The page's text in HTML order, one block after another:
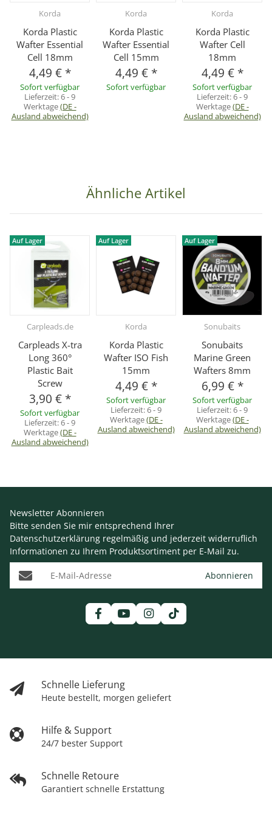
Korda
Korda Plastic
Wafter Essential
Cell 18mm
4,49 € *
Sofort verfügbar
Lieferzeit:6 - 9
Werktage(DE -
Ausland abweichend)
Korda
Korda Plastic
Wafter Essential
Cell 15mm
4,49 € *
Sofort verfügbar
Korda
Korda Plastic
Wafter Cell
18mm
4,49 € *
Sofort verfügbar
Lieferzeit:6 - 9
Werktage(DE -
Ausland abweichend)
Ähnliche Artikel
Auf Lager
Carpleads.de
Carpleads X-tra
Long 360°
Plastic Bait
Screw
3,90 € *
Sofort verfügbar
Lieferzeit:6 - 9
Werktage(DE -
Ausland abweichend)
Auf Lager
Korda
Korda Plastic
Wafter ISO Fish
15mm
4,49 € *
Sofort verfügbar
Lieferzeit:6 - 9
Werktage(DE -
Ausland abweichend)
Auf Lager
Sonubaits
Sonubaits
Marine Green
Wafters 8mm
6,99 € *
Sofort verfügbar
Lieferzeit:6 - 9
Werktage(DE -
Ausland abweichend)
Schnelle Lieferung
Heute bestellt, morgen geliefert
Hilfe & Support
24/7 bester Support
Schnelle Retoure
Garantiert schnelle Erstattung
Newsletter Abonnieren
Bitte senden Sie mir entsprechend Ihrer
Datenschutzerklärung regelmäßig und jederzeit widerruflich
Informationen zu Ihrem Produktsortiment per E-Mail zu.
E-Mail-Adresse Abonnieren